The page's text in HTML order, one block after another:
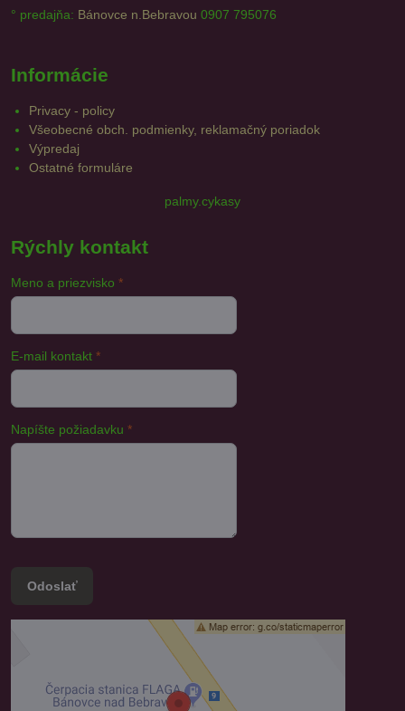
° predajňa: Bánovce n.Bebravou 0907 795076
Informácie
Privacy - policy
Všeobecné obch. podmienky, reklamačný poriadok
Výpredaj
Ostatné formuláre
palmy.cykasy
Rýchly kontakt
Meno a priezvisko *
E-mail kontakt *
Napíšte požiadavku *
Odoslať